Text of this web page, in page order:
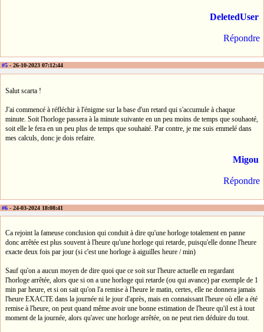
DeletedUser
Répondre
#5 - 26-10-2023 07:12:44
Salut scarta !
J'ai commencé à réfléchir à l'énigme sur la base d'un retard qui s'accumule à chaque
minute. Soit l'horloge passera à la minute suivante en un peu moins de temps que souhaoté,
soit elle le fera en un peu plus de temps que souhaité. Par contre, je me suis emmelé dans
mes calculs, donc je dois refaire.
Migou
Répondre
#6 - 24-03-2024 18:08:41
Ca rejoint la fameuse conclusion qui conduit à dire qu'une horloge totalement en panne
donc arrêtée est plus souvent à l'heure qu'une horloge qui retarde, puisqu'elle donne l'heure
exacte deux fois par jour (si c'est une horloge à aiguilles heure / min)
Sauf qu'on a aucun moyen de dire quoi que ce soit sur l'heure actuelle en regardant
l'horloge arrêtée, alors que si on a une horloge qui retarde (ou qui avance) par exemple de 1
min par heure, et si on sait qu'on l'a remise à l'heure le matin, certes, elle ne donnera jamais
l'heure EXACTE dans la journée ni le jour d'après, mais en connaissant l'heure où elle a été
remise à l'heure, on peut quand même avoir une bonne estimation de l'heure qu'il est à tout
moment de la journée, alors qu'avec une horloge arrêtée, on ne peut rien déduire du tout.